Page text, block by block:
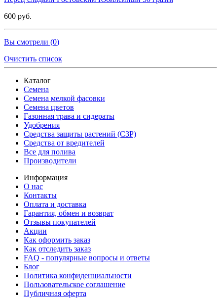
600 руб.
Вы смотрели (0)
Очистить список
Каталог
Семена
Семена мелкой фасовки
Семена цветов
Газонная трава и сидераты
Удобрения
Средства защиты растений (СЗР)
Средства от вредителей
Все для полива
Производители
Информация
О нас
Контакты
Оплата и доставка
Гарантия, обмен и возврат
Отзывы покупателей
Акции
Как оформить заказ
Как отследить заказ
FAQ - популярные вопросы и ответы
Блог
Политика конфиденциальности
Пользовательское соглашение
Публичная оферта